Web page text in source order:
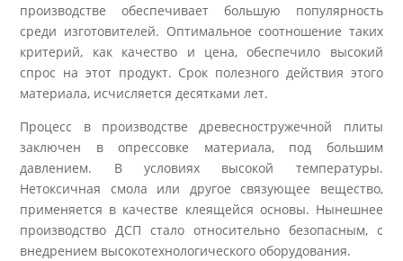
производстве обеспечивает большую популярность
среди изготовителей. Оптимальное соотношение таких
критерий, как качество и цена, обеспечило высокий
спрос на этот продукт. Срок полезного действия этого
материала, исчисляется десятками лет.
Процесс в производстве древесностружечной плиты
заключен в опрессовке материала, под большим
давлением. В условиях высокой температуры.
Нетоксичная смола или другое связующее вещество,
применяется в качестве клеящейся основы. Нынешнее
производство ДСП стало относительно безопасным, с
внедрением высокотехнологического оборудования.